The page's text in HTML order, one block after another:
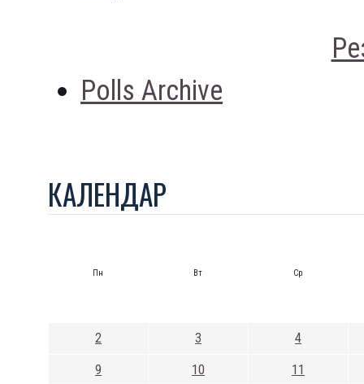
Polls Archive
КАЛЕНДАР
Пн Вт Ср
2 3 4
9 10 11